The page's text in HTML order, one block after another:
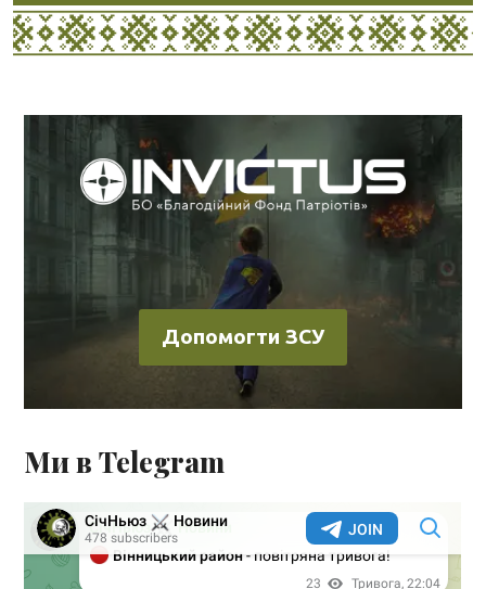
Допомогти ЗСУ
Ми в Telegram